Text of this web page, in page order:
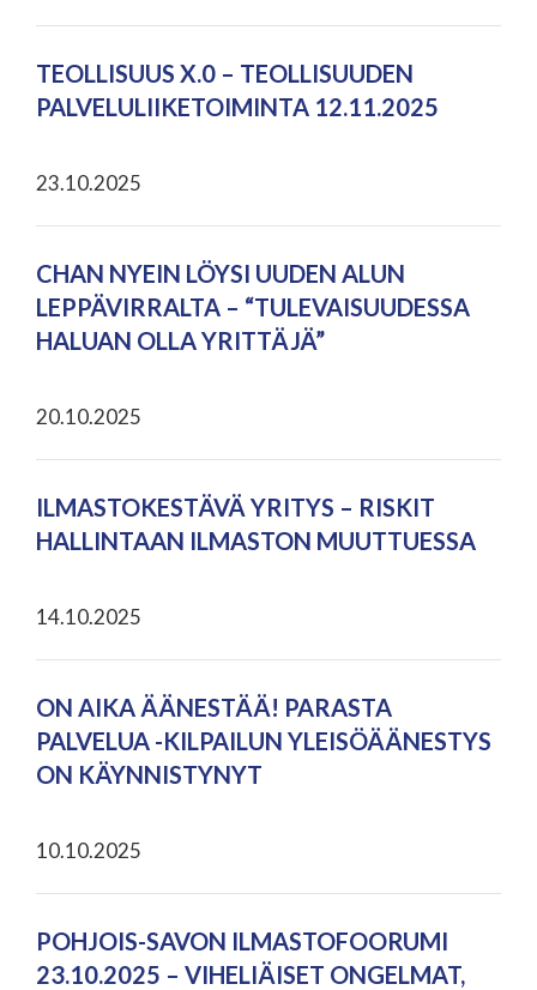
TEOLLISUUS X.0 – TEOLLISUUDEN
PALVELULIIKETOIMINTA 12.11.2025
23.10.2025
CHAN NYEIN LÖYSI UUDEN ALUN
LEPPÄVIRRALTA – “TULEVAISUUDESSA
HALUAN OLLA YRITTÄJÄ”
20.10.2025
ILMASTOKESTÄVÄ YRITYS – RISKIT
HALLINTAAN ILMASTON MUUTTUESSA
14.10.2025
ON AIKA ÄÄNESTÄÄ! PARASTA
PALVELUA -KILPAILUN YLEISÖÄÄNESTYS
ON KÄYNNISTYNYT
10.10.2025
POHJOIS-SAVON ILMASTOFOORUMI
23.10.2025 – VIHELIÄISET ONGELMAT,